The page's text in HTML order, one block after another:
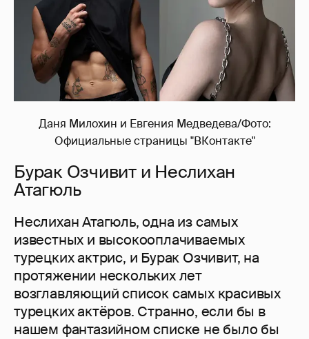
Даня Милохин и Евгения Медведева/Фото:
Официальные страницы "ВКонтакте"
Бурак Озчивит и Неслихан
Атагюль
Неслихан Атагюль, одна из самых
известных и высокооплачиваемых
турецких актрис, и Бурак Озчивит, на
протяжении нескольких лет
возглавляющий список самых красивых
турецких актёров. Странно, если бы в
нашем фантазийном списке не было бы